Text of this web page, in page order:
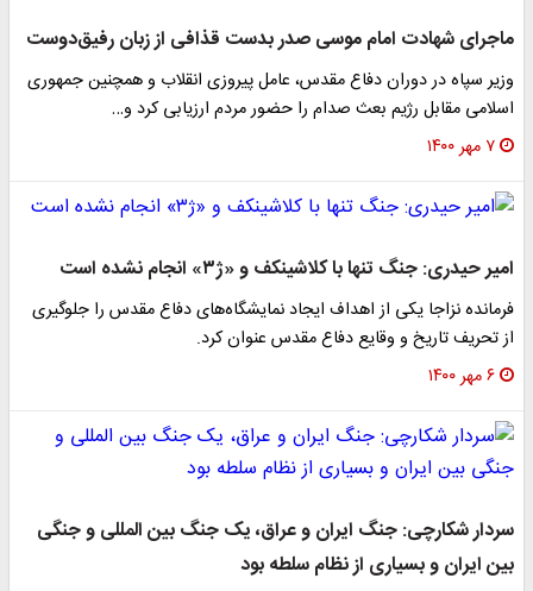
ماجرای شهادت امام موسی صدر بدست قذافی از زبان رفیق‌دوست
وزیر سپاه در دوران دفاع مقدس، عامل پیروزی انقلاب و همچنین جمهوری
اسلامی مقابل رژیم بعث صدام را حضور مردم ارزیابی کرد و…
۷ مهر ۱۴۰۰
امیر حیدری: جنگ تنها با کلاشینکف و «ژ۳» انجام نشده است
فرمانده نزاجا یکی از اهداف ایجاد نمایشگاه‌های دفاع مقدس را جلوگیری
از تحریف تاریخ و وقایع دفاع مقدس عنوان کرد.
۶ مهر ۱۴۰۰
سردار شکارچی: جنگ ایران و عراق، یک جنگ بین المللی و جنگی
بین ایران و بسیاری از نظام سلطه بود